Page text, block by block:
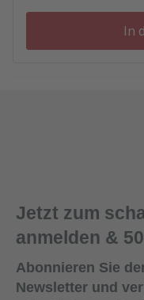
In
Jetzt zum
anmelden &
Abonnieren Sie
Newsletter und